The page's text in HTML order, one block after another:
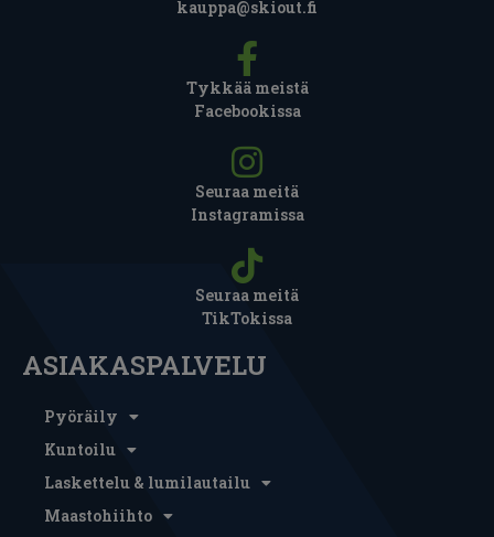
kauppa@skiout.fi
Tykkää meistä
Facebookissa
Seuraa meitä
Instagramissa
Seuraa meitä
TikTokissa
ASIAKASPALVELU
Pyöräily
Kuntoilu
Laskettelu & lumilautailu
Maastohiihto